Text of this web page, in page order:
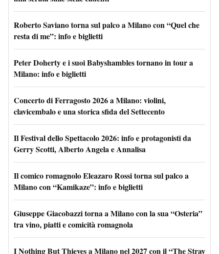
Roberto Saviano torna sul palco a Milano con “Quel che
resta di me”: info e biglietti
Peter Doherty e i suoi Babyshambles tornano in tour a
Milano: info e biglietti
Concerto di Ferragosto 2026 a Milano: violini,
clavicembalo e una storica sfida del Settecento
Il Festival dello Spettacolo 2026: info e protagonisti da
Gerry Scotti, Alberto Angela e Annalisa
Il comico romagnolo Eleazaro Rossi torna sul palco a
Milano con “Kamikaze”: info e biglietti
Giuseppe Giacobazzi torna a Milano con la sua “Osteria”
tra vino, piatti e comicità romagnola
I Nothing But Thieves a Milano nel 2027 con il “The Stray